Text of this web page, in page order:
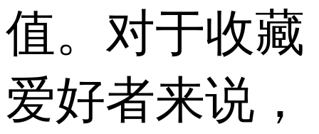
值。对于收藏
爱好者来说，